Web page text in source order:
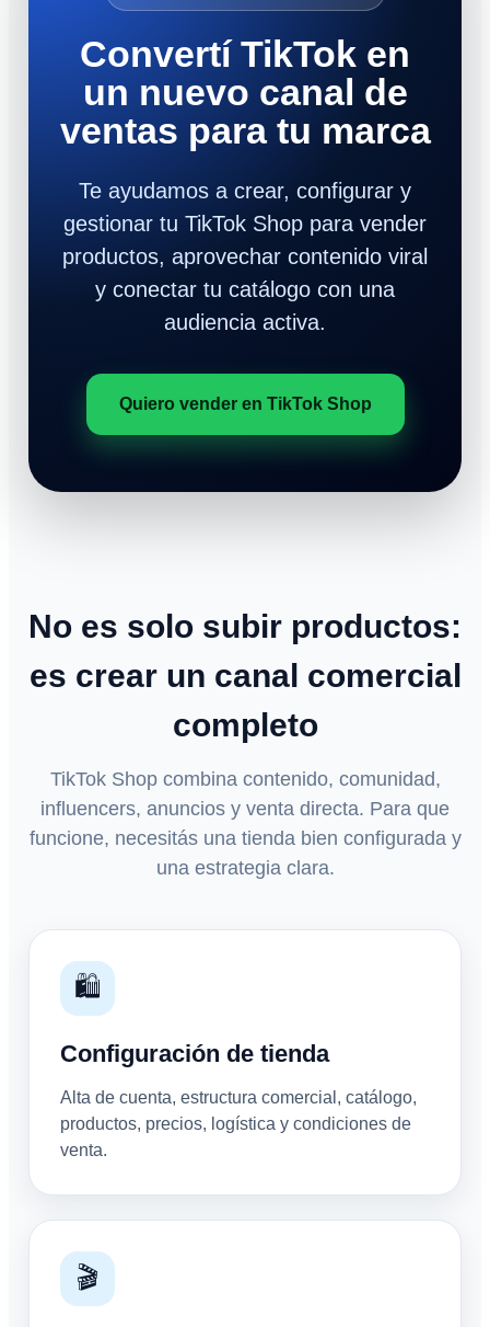
Convertí TikTok en
un nuevo canal de
ventas para tu marca
Te ayudamos a crear, configurar y
gestionar tu TikTok Shop para vender
productos, aprovechar contenido viral
y conectar tu catálogo con una
audiencia activa.
Quiero vender en TikTok Shop
No es solo subir productos:
es crear un canal comercial
completo
TikTok Shop combina contenido, comunidad,
influencers, anuncios y venta directa. Para que
funcione, necesitás una tienda bien configurada y
una estrategia clara.
🛍️
Configuración de tienda
Alta de cuenta, estructura comercial, catálogo,
productos, precios, logística y condiciones de
venta.
🎬